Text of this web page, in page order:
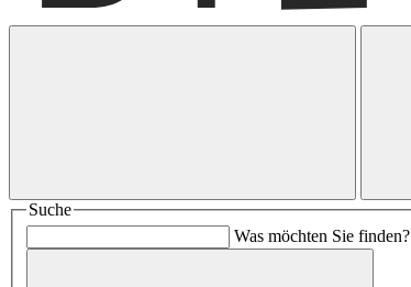
Suche
Was möchten Sie finden?